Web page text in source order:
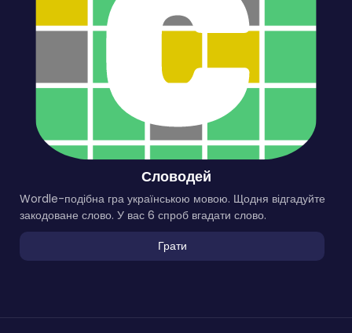
Словодей
Wordle-подібна гра українською мовою. Щодня відгадуйте
закодоване слово. У вас 6 спроб вгадати слово.
Грати